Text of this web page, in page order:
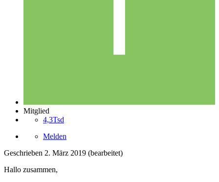
Mitglied
4,3Tsd
Melden
Geschrieben 2. März 2019 (bearbeitet)
Hallo zusammen,